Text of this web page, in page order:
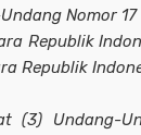
Nomor
Republik
Republik
(3) Undang-